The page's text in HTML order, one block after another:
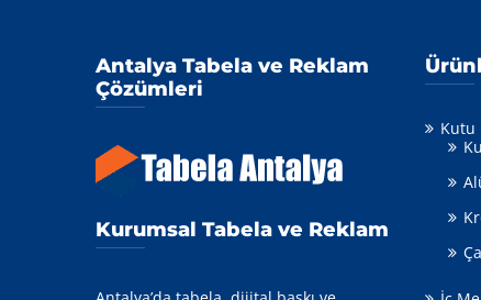
Antalya Tabela ve Reklam
Çözümleri
Kurumsal Tabela ve Reklam
Kutu